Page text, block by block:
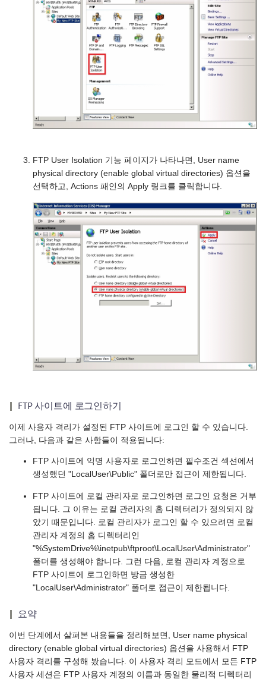
FTP User Isolation 기능 페이지가 나타나면, User name
physical directory (enable global virtual directories) 옵션을
선택하고, Actions 패인의 Apply 링크를 클릭합니다.
FTP 사이트에 로그인하기
이제 사용자 격리가 설정된 FTP 사이트에 로그인 할 수 있습니다.
그러나, 다음과 같은 사항들이 적용됩니다:
FTP 사이트에 익명 사용자로 로그인하면 필수조건 섹션에서
생성했던 "LocalUser\Public" 폴더로만 접근이 제한됩니다.
FTP 사이트에 로컬 관리자로 로그인하면 로그인 요청은 거부
됩니다. 그 이유는 로컬 관리자의 홈 디렉터리가 정의되지 않
았기 때문입니다. 로컬 관리자가 로그인 할 수 있으려면 로컬
관리자 계정의 홈 디렉터리인
"%SystemDrive%\inetpub\ftproot\LocalUser\Administrator"
폴더를 생성해야 합니다. 그런 다음, 로컬 관리자 계정으로
FTP 사이트에 로그인하면 방금 생성한
"LocalUser\Administrator" 폴더로 접근이 제한됩니다.
요약
이번 단계에서 살펴본 내용들을 정리해보면, User name physical
directory (enable global virtual directories) 옵션을 사용해서 FTP
사용자 격리를 구성해 봤습니다. 이 사용자 격리 모드에서 모든 FTP
사용자 세션은 FTP 사용자 계정의 이름과 동일한 물리적 디렉터리